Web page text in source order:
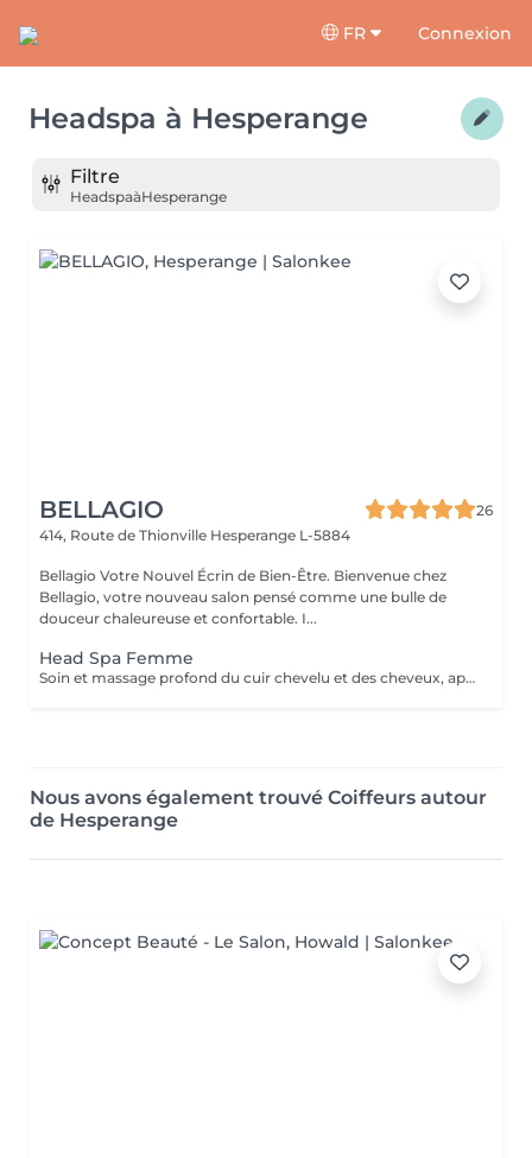
FR Connexion
Headspa à Hesperange
Filtre
HeadspaàHesperange
BELLAGIO
26
414, Route de Thionville Hesperange L-5884
Bellagio Votre Nouvel Écrin de Bien-Être. Bienvenue chez
Bellagio, votre nouveau salon pensé comme une bulle de
douceur chaleureuse et confortable. I...
Head Spa Femme
Soin et massage profond du cuir chevelu et des cheveux, après le soins un brushing ou séchage naturelle .
Nous avons également trouvé Coiffeurs autour
de Hesperange